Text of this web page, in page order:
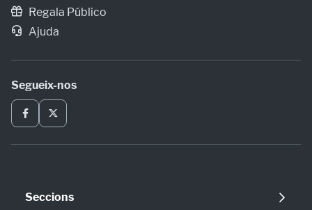
Regala Público
Ajuda
Segueix-nos
Seccions